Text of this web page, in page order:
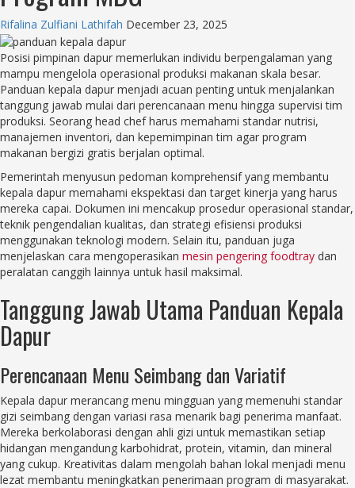
Rifalina Zulfiani Lathifah December 23, 2025
Posisi pimpinan dapur memerlukan individu berpengalaman yang
mampu mengelola operasional produksi makanan skala besar.
Panduan kepala dapur menjadi acuan penting untuk menjalankan
tanggung jawab mulai dari perencanaan menu hingga supervisi tim
produksi. Seorang head chef harus memahami standar nutrisi,
manajemen inventori, dan kepemimpinan tim agar program
makanan bergizi gratis berjalan optimal.
Pemerintah menyusun pedoman komprehensif yang membantu
kepala dapur memahami ekspektasi dan target kinerja yang harus
mereka capai. Dokumen ini mencakup prosedur operasional standar,
teknik pengendalian kualitas, dan strategi efisiensi produksi
menggunakan teknologi modern. Selain itu, panduan juga
menjelaskan cara mengoperasikan mesin pengering foodtray dan
peralatan canggih lainnya untuk hasil maksimal.
Tanggung Jawab Utama Panduan Kepala
Dapur
Perencanaan Menu Seimbang dan Variatif
Kepala dapur merancang menu mingguan yang memenuhi standar
gizi seimbang dengan variasi rasa menarik bagi penerima manfaat.
Mereka berkolaborasi dengan ahli gizi untuk memastikan setiap
hidangan mengandung karbohidrat, protein, vitamin, dan mineral
yang cukup. Kreativitas dalam mengolah bahan lokal menjadi menu
lezat membantu meningkatkan penerimaan program di masyarakat.